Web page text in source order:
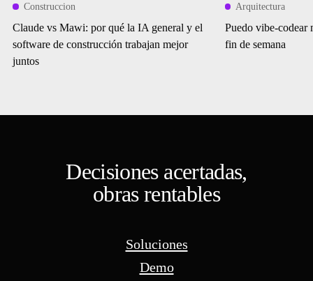
Construccion
Claude vs Mawi: por qué la IA general y el
software de construcción trabajan mejor
juntos
Arquitectura
Puedo vibe-
fin de semana
Decisiones acertadas,
obras rentables
Soluciones
Demo